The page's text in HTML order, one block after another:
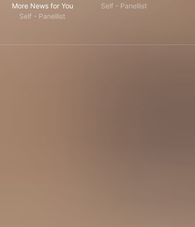
More News for You
Self - Panellist
Self - Panellist